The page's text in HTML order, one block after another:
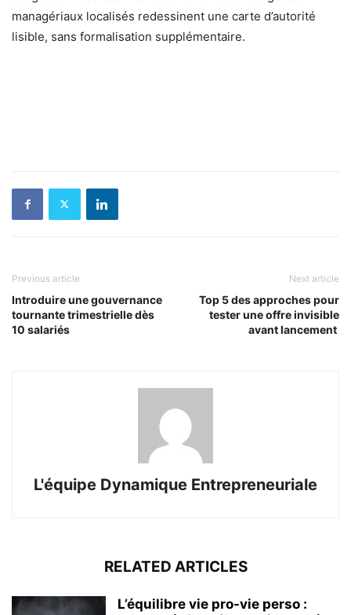
managériaux localisés redessinent une carte d’autorité
lisible, sans formalisation supplémentaire.
Previous article
Introduire une gouvernance
tournante trimestrielle dès
10 salariés
Next article
Top 5 des approches pour
tester une offre invisible
avant lancement
L'équipe Dynamique Entrepreneuriale
RELATED ARTICLES
L’équilibre vie pro-vie perso :